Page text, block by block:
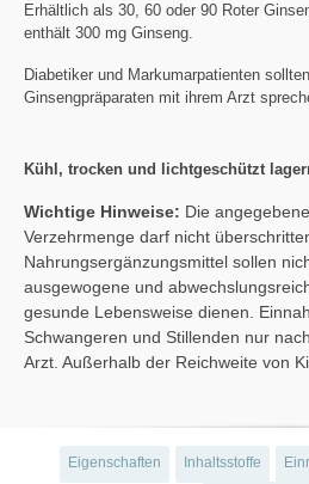
Erhältlich als 30, 60 oder 90 Roter
enthält 300 mg Ginseng.
Diabetiker und Markumarpatienten
Ginsengpräparaten mit ihrem Arzt
Kühl, trocken und lichtgeschützt
Wichtige Hinweise: Die
Verzehrmenge darf nicht
Nahrungsergänzungsmittel sollen
ausgewogene und
gesunde Lebensweise dienen.
Schwangeren und Stillenden nur
Arzt. Außerhalb der Reichweite von
Eigenschaften Inhaltsstoffe